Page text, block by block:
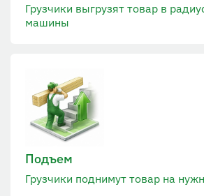
Грузчики выгрузят товар в
машины
Подъем
Грузчики поднимут товар на